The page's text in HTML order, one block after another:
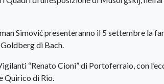
Simović presenteranno il 5 settembre la
di Bach.
“Renato Cioni” di Portoferraio, con
Quirico di Rio.